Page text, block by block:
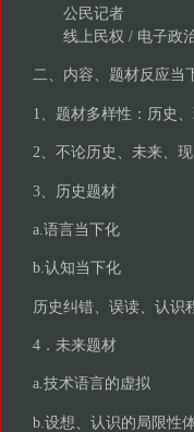
公民记者
线上民权 / 电子政
二、内容、题材反应当
1、题材多样性：历史
2、不论历史、未来、
3、历史题材
a.语言当下化
b.认知当下化
历史纠错、误读、认识
4．未来题材
a.技术语言的虚拟
b.设想、认识的局限性